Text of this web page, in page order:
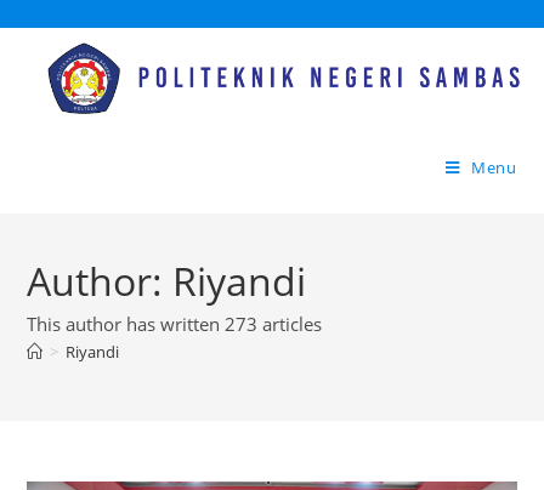
Menu
Author: Riyandi
This author has written 273 articles
> Riyandi